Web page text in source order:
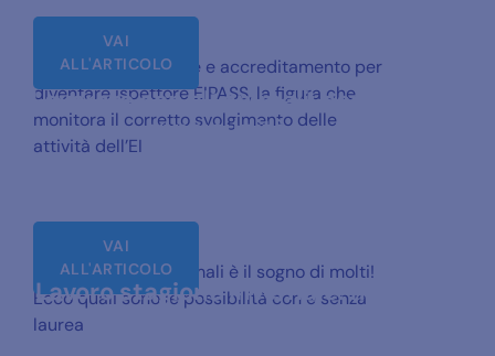
VAI
ALL'ARTICOLO
Requisiti, formazione e accreditamento per
diventare ispettore EIPASS, la figura che
monitora il corretto svolgimento delle
attività dell’EI
VAI
ALL'ARTICOLO
Lavorare con gli animali: corsi e
opportunità
Lavorare con gli animali è il sogno di molti!
Ecco quali sono le possibilità con e senza
laurea
Lavoro stagione invernale: non